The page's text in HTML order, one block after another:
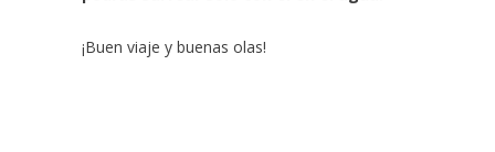
¡Buen viaje y buenas olas!